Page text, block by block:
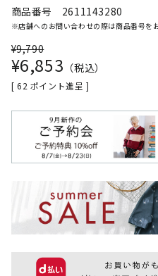
商品番号
2611143280
※店舗へのお問い合わせの際は商品番号を
¥9,790
¥6,853 税込
[ 62 ポイント進呈 ]